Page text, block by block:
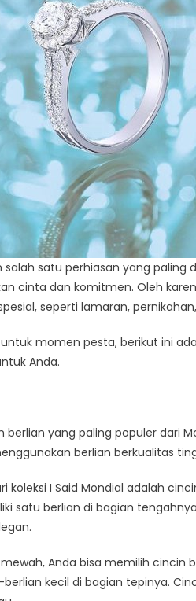
satu perhiasan yang paling
cinta dan komitmen. Oleh
seperti lamaran,
momen pesta, berikut ini
Anda.
berlian yang paling populer dari
berlian berkualitas
koleksi I Said Mondial adalah
satu berlian di bagian
Anda bisa memilih cincin
kecil di bagian tepinya.